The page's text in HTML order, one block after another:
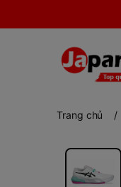
Trang chủ /